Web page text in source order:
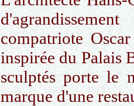
compatriote
inspirée du Palais
sculptés porte le
marque d'une